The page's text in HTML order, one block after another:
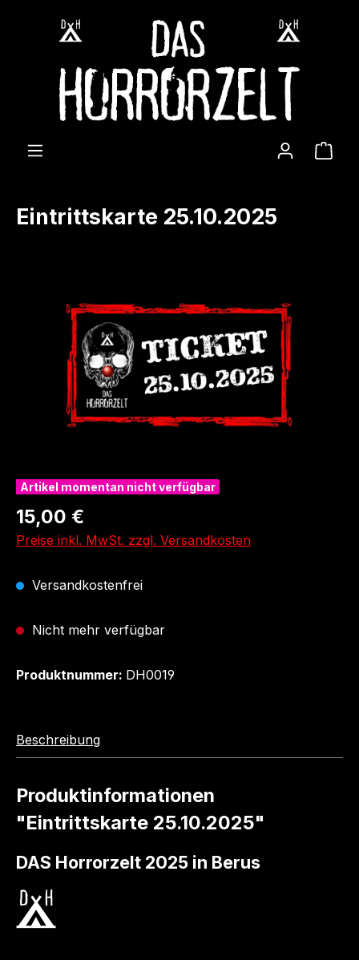
Zum Hauptinhalt springen
Eintrittskarte 25.10.2025
Artikel momentan nicht verfügbar
Regulärer Preis:
15,00 €
Preise inkl. MwSt. zzgl. Versandkosten
Versandkostenfrei
Nicht mehr verfügbar
Produktnummer: DH0019
Beschreibung
Produktinformationen
"Eintrittskarte 25.10.2025"
DAS Horrorzelt 2025 in Berus